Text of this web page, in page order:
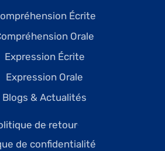
Écrite
Orale
Expression Écrite
Expression Orale
Blogs & Actualités
de retour
de confidentialité